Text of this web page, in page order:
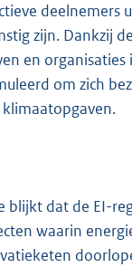
deelnemers
zijn. Dankzij
en
om zich
blijkt dat de EI-
waarin